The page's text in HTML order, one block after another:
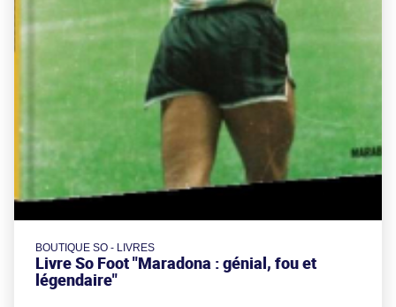
BOUTIQUE SO - LIVRES
Livre So Foot "Maradona : génial, fou et
légendaire"